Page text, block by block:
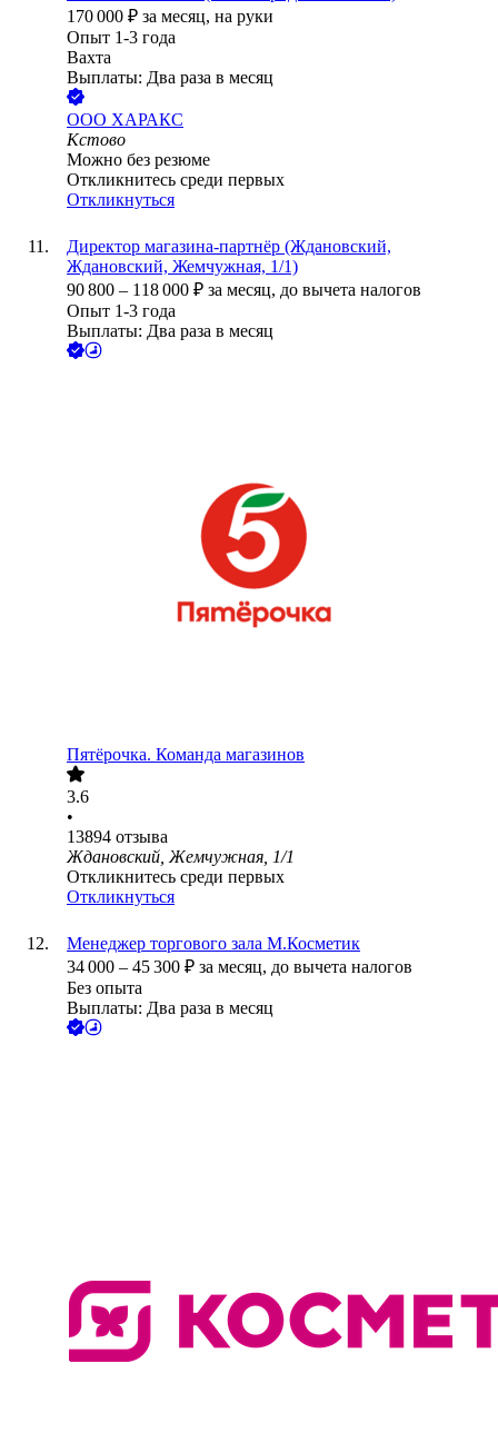
170 000 ₽ за месяц, на руки
Опыт 1-3 года
Вахта
Выплаты: Два раза в месяц
ООО ХАРАКС
Кстово
Можно без резюме
Откликнитесь среди первых
Откликнуться
Директор магазина-партнёр (Ждановский,
Ждановский, Жемчужная, 1/1)
90 800 – 118 000 ₽ за месяц, до вычета налогов
Опыт 1-3 года
Выплаты: Два раза в месяц
Пятёрочка. Команда магазинов
3.6
•
13894 отзыва
Ждановский, Жемчужная, 1/1
Откликнитесь среди первых
Откликнуться
Менеджер торгового зала М.Косметик
34 000 – 45 300 ₽ за месяц, до вычета налогов
Без опыта
Выплаты: Два раза в месяц